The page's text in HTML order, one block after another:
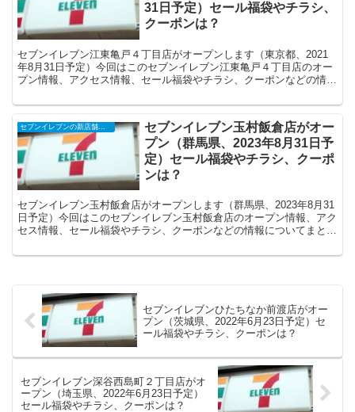
31日予定）セール福袋やチラシ、
クーポンは？
セブンイレブン江東亀戸４丁目店がオープンします（東京都、2021
年8月31日予定）今回はこのセブンイレブン江東亀戸４丁目店のオー
プン情報、アクセス情報、セール福袋やチラシ、クーポンなどの情報
セブンイレブン玉村飯倉店がオー
プン（群馬県、2023年8月31日予
定）セール福袋やチラシ、クーポ
ンは？
セブンイレブン玉村飯倉店がオープンします（群馬県、2023年8月31
日予定）今回はこのセブンイレブン玉村飯倉店のオープン情報、アク
セス情報、セール福袋やチラシ、クーポンなどの情報についてまとめ
セブンイレブンひたちなか前渡店がオー
プン（茨城県、2022年6月23日予定）セ
ール福袋やチラシ、クーポンは？
セブンイレブン深谷西島町２丁目店がオ
ープン（埼玉県、2022年6月23日予定）
セール福袋やチラシ、クーポンは？